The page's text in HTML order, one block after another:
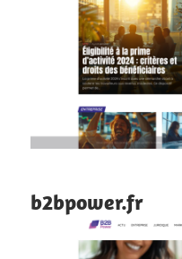
b2bpower.fr